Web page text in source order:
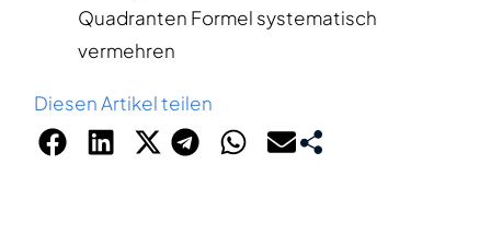
Quadranten Formel systematisch
vermehren
Diesen Artikel teilen